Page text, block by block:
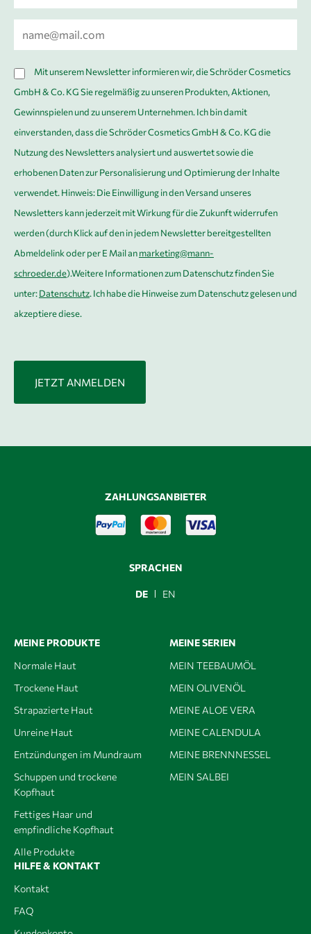
r
m
e
*
a
i
l
*
D
S
O
*
Mit unserem Newsletter informieren wir, die Schröder Cosmetics
GmbH & Co. KG Sie regelmäßig zu unseren Produkten, Aktionen,
Gewinnspielen und zu unserem Unternehmen. Ich bin damit
einverstanden, dass die Schröder Cosmetics GmbH & Co. KG die
Nutzung des Newsletters analysiert und auswertet sowie die
erhobenen Daten zur Personalisierung und Optimierung der Inhalte
verwendet. Hinweis: Die Einwilligung in den Versand unseres
Newsletters kann jederzeit mit Wirkung für die Zukunft widerrufen
werden (durch Klick auf den in jedem Newsletter bereitgestellten
Abmeldelink oder per E Mail anmarketing@mann-
schroeder.de).Weitere Informationen zum Datenschutz finden Sie
unter:Datenschutz. Ich habe die Hinweise zum Datenschutz gelesen und
akzeptiere diese.
MEINE PRODUKTE
Normale Haut
Trockene Haut
Strapazierte Haut
Unreine Haut
Entzündungen im Mundraum
Schuppen und trockene
Kopfhaut
Fettiges Haar und
empfindliche Kopfhaut
Alle Produkte
MEINE SERIEN
MEIN TEEBAUMÖL
MEIN OLIVENÖL
MEINE ALOE VERA
MEINE CALENDULA
MEINE BRENNNESSEL
MEIN SALBEI
HILFE & KONTAKT
Kontakt
FAQ
ZAHLUNGSANBIETER
SPRACHEN
DE EN